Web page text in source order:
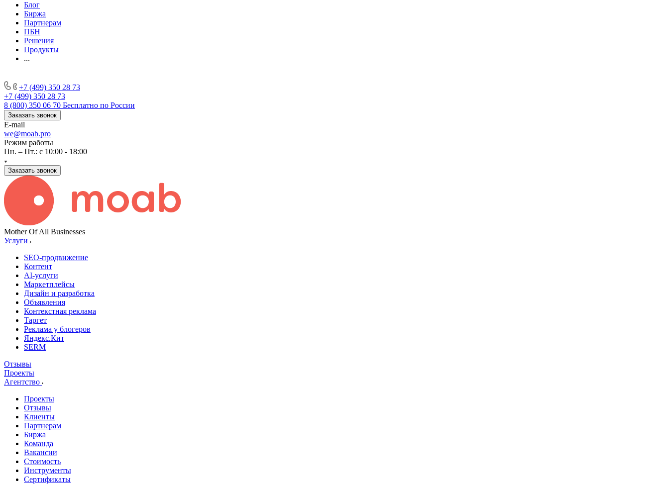
Блог
Биржа
Партнерам
ПБН
Решения
Продукты
...
+7 (499) 350 28 73
+7 (499) 350 28 73
8 (800) 350 06 70 Бесплатно по России
Заказать звонок
E-mail
we@moab.pro
Режим работы
Пн. – Пт.: с 10:00 - 18:00
Заказать звонок
Mother Of All Businesses
Услуги
SEO-продвижение
Контент
AI-услуги
Маркетплейсы
Дизайн и разработка
Объявления
Контекстная реклама
Таргет
Реклама у блогеров
Яндекс.Кит
SERM
Отзывы
Проекты
Агентство
Проекты
Отзывы
Клиенты
Партнерам
Биржа
Команда
Вакансии
Стоимость
Инструменты
Сертификаты